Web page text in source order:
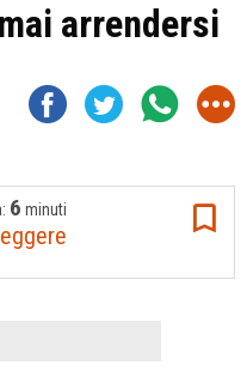
arrendersi
6 minuti